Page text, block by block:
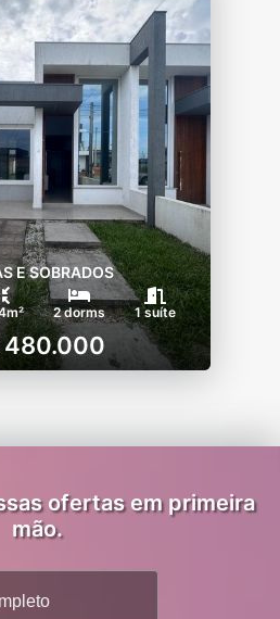
E SOBRADOS
2 dorms 1 suíte
480.000
ofertas em primeira
mão.